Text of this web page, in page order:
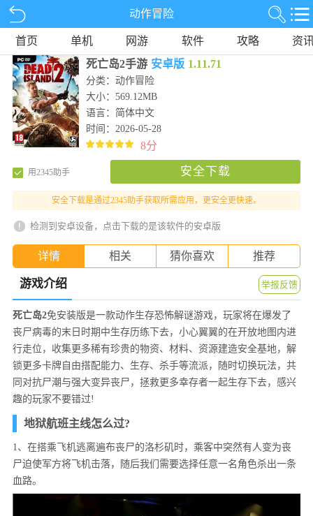
动作冒险
首页 单机 网游 软件 攻略
资
死亡岛2手游 安卓版 1.11.71
分类：动作冒险
大小：569.12MB
语言：简体中文
时间：2026-05-28
8分
用2345助手 安全下载
安全下载是通过2345助手获取所需应用，更安全更快速。
检测到安卓设备，点击下载的是该软件的安卓版
详情 相关 猜你喜欢 推荐
游戏介绍 举报反馈
死亡岛2免安装版是一款动作生存恐怖解谜游戏，玩家将在爆发了
丧尸病毒的末日时期中生存历练下去，小心翼翼的在开放地图内进
行走位，收集更多稀有珍贵的物资、材料、资源建造安全基地，解
锁更多卡牌自由搭配能力、生存、杀手等流派，随时切换玩法，共
同对抗尸潮与强大变异丧尸，拯救更多幸存者一起生存下去，感兴
趣的玩家不要错过!
地狱航班主线怎么过?
1、在搭乘飞机逃离遍布丧尸的洛杉矶时，乘客中突然有人变为丧
尸迫使军方将飞机击落，随后我们需要选择任意一名角色杀出一条
血路。